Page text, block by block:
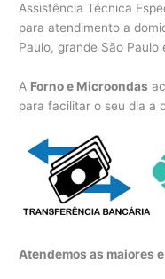
Assistência Técnica
para atendimento a
Paulo, grande São Paulo
A Forno e Microondas
para facilitar o seu dia a
Atendemos as maiores